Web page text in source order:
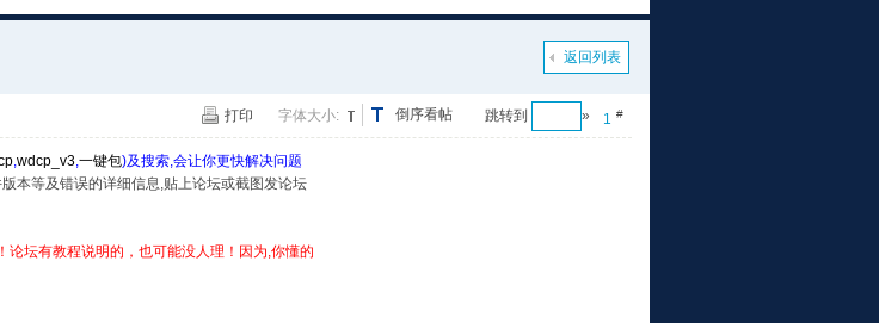
返回列表
1 #
跳转到 »
倒序看帖
打印 字体大小:
,wdcp_v3,一键包)及搜索,会让你更快解决问题
本等及错误的详细信息,贴上论坛或截图发论坛
论坛有教程说明的，也可能没人理！因为,你懂的